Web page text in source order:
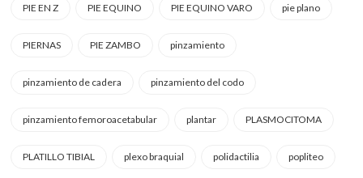
PIE EN Z PIE EQUINO PIE EQUINO VARO pie plano
PIERNAS PIE ZAMBO pinzamiento
pinzamiento de cadera pinzamiento del codo
pinzamiento femoroacetabular plantar PLASMOCITOMA
PLATILLO TIBIAL plexo braquial polidactilia popliteo